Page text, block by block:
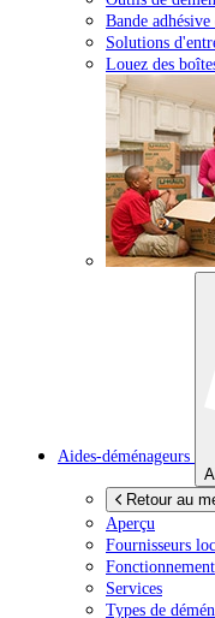
Bande
Solutions
Louez des
Aides-déménageurs
Retour au
Aperçu
Fournisseurs
Fonctionnement
Services
Types de